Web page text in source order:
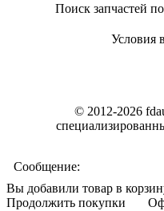
Поиск запчастей
Условия
© 2012-2026
Сообщение:
Вы добавили товар в
Продолжить покупки